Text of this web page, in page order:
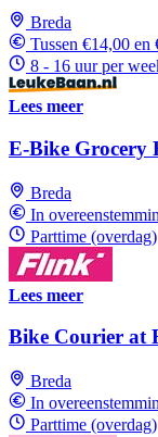
Breda
Tussen €14,00 en
8 - 16 uur per
Lees meer
E-Bike Grocery
Breda
In
Parttime (overdag)
Lees meer
Bike Courier at
Breda
In
Parttime (overdag)